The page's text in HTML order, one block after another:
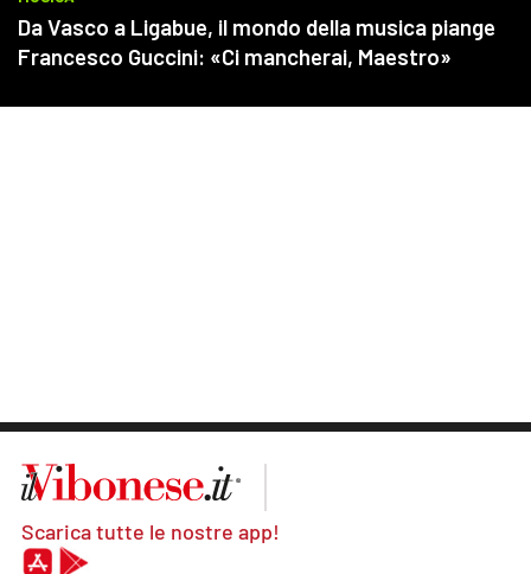
Scarica tutte le nostre app!